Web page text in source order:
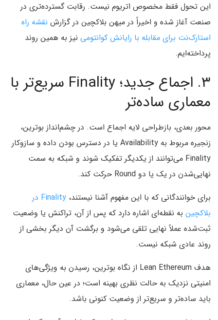
این تحول فقط مخصوص اتریوم نیست. رقابت گسترده‌تری در
صنعت آغاز شده و اخیراً در میهن بلاکچین در گزارش نقشه راه
استارک‌نت برای مقابله با رایانش کوانتومی نیز به همین روند
پرداخته‌ایم.
۳. اجماع جدید؛ Finality سریع‌تر با
معماری ساده‌تر
محور بعدی، بازطراحی لایه اجماع است. در چشم‌انداز بوترین،
زنجیره مربوط به Availability یا در دسترس بودن داده و سازوکار
Finality می‌توانند از یکدیگر تفکیک شوند و شبکه به سمت
نهایی‌شدن در یک یا دو Round حرکت کند.
برای خوانندگانی که با این مفهوم آشنا نیستند،
Finality در
بلاکچین به نقطه‌ای اشاره دارد که پس از آن، تراکنش یا وضعیت
ثبت‌شده عملاً نهایی تلقی می‌شود و برگشت آن دیگر بخشی از
روند عادی شبکه نیست.
هدف Lean Ethereum از نگاه بوترین، رسیدن به ویژگی‌های
امنیتی نزدیک به حالت نظری بهینه است؛ در عین حال، معماری
باید ساده‌تر و سریع‌تر از وضعیت کنونی باشد.